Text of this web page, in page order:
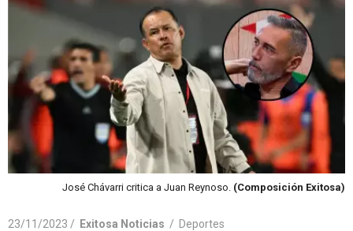
José Chávarri critica a Juan Reynoso. (Composición Exitosa)
23/11/2023 / Exitosa Noticias / Deportes